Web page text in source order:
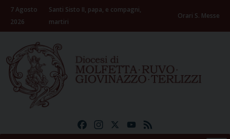
Skip
content
7 Agosto
2026
Santi Sisto II, papa, e compagni,
martiri
Orari S. Messe
FacebookInstagramYouTube